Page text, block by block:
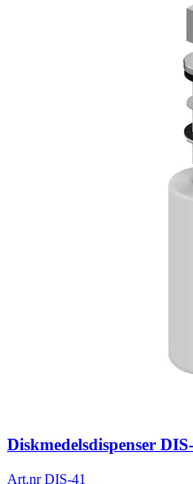
Diskmedelsdispenser
Art.nrDIS-41